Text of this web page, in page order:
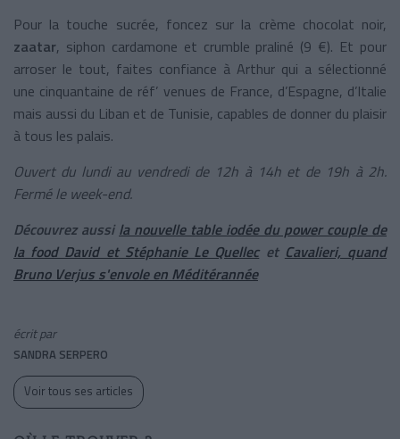
Pour la touche sucrée, foncez sur la crème chocolat noir,
zaatar, siphon cardamone et crumble praliné (9 €). Et pour
arroser le tout, faites confiance à Arthur qui a sélectionné
une cinquantaine de réf’ venues de France, d’Espagne, d’Italie
mais aussi du Liban et de Tunisie, capables de donner du plaisir
à tous les palais.
Ouvert du lundi au vendredi de 12h à 14h et de 19h à 2h.
Fermé le week-end.
Découvrez aussi la nouvelle table iodée du power couple de
la food David et Stéphanie Le Quellecet Cavalieri, quand
Bruno Verjus s'envole en Méditérannée
écrit par
SANDRA SERPERO
Voir tous ses articles